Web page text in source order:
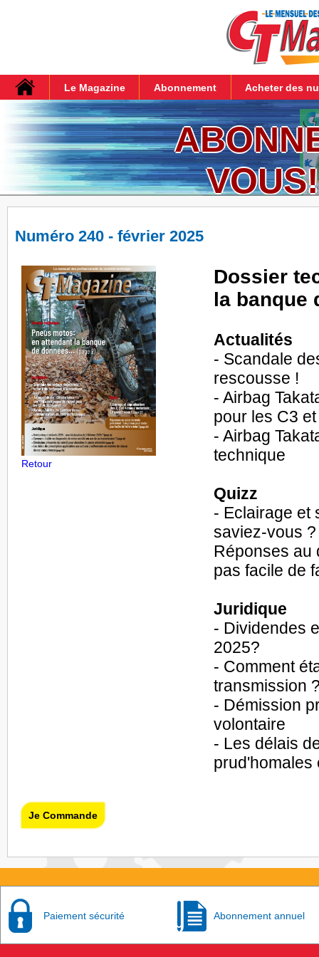
Le Magazine Abonnement Acheter des
VOUS!
Numéro 240 - février 2025
Retour
Dossier
la banque
Actualités
- Scandale
rescousse !
- Airbag
pour les C3
- Airbag
technique
Quizz
- Eclairage et
saviez-vous ?
Réponses au
pas facile de
Juridique
- Dividendes
2025?
- Comment
transmission
- Démission
volontaire
- Les délais
prud'homales
Je Commande
Paiement sécurité Abonnement annuel